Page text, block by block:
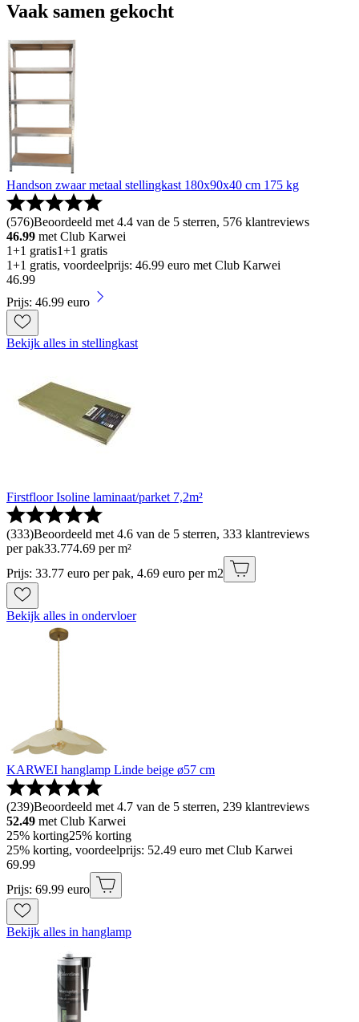
Vaak samen gekocht
Handson zwaar metaal stellingkast 180x90x40 cm 175 kg
(576)Beoordeeld met 4.4 van de 5 sterren, 576 klantreviews
46.99 met Club Karwei
1+1 gratis1+1 gratis
1+1 gratis, voordeelprijs: 46.99 euro met Club Karwei
46.99
Prijs: 46.99 euro
Bekijk alles in stellingkast
Firstfloor Isoline laminaat/parket 7,2m²
(333)Beoordeeld met 4.6 van de 5 sterren, 333 klantreviews
per pak33.774.69 per m²
Prijs: 33.77 euro per pak, 4.69 euro per m2
Bekijk alles in ondervloer
KARWEI hanglamp Linde beige ø57 cm
(239)Beoordeeld met 4.7 van de 5 sterren, 239 klantreviews
52.49 met Club Karwei
25% korting25% korting
25% korting, voordeelprijs: 52.49 euro met Club Karwei
69.99
Prijs: 69.99 euro
Bekijk alles in hanglamp